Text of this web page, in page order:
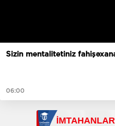
Sizin
06:00